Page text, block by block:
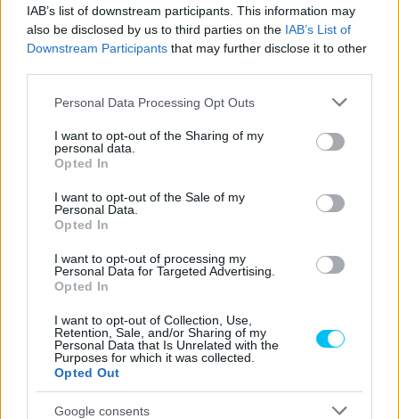
IAB’s list of downstream participants. This information may
also be disclosed by us to third parties on the IAB’s List of
Downstream Participants that may further disclose it to other
Please note that this website/app uses one or more Google
not limited to your visit or usage behaviour. You may click to
grant or deny consent to Google and its third-party tags to
use your data for below specified purposes in below Google
consent section.
Personal Data Processing Opt Outs
I want to opt-out of the Sharing of my
personal data.
Opted In
I want to opt-out of the Sale of my
Personal Data.
Opted In
I want to opt-out of processing my
Personal Data for Targeted Advertising.
Opted In
I want to opt-out of Collection, Use,
Retention, Sale, and/or Sharing of my
Personal Data that Is Unrelated with the
Purposes for which it was collected.
Opted Out
Google consents
ki kellett hagynia. Idén sem kezdett jól, de Assenben
aztán mindhárom versenyen, még a Superpole
futamon is pontot tudott szerezni, ám Cremonában,
neve mellé, és most már nem is fog.